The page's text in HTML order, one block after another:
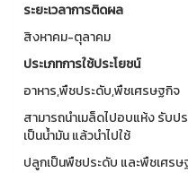
ระยะเวลาการติดผล
สิงหาคม-ตุลาคม
ประเภทการใช้ประโยชน์
อาหาร,พืชประดับ,พืชเศรษฐกิจ
สามารถนำเมล็ดไปอบแห้ง รับป
เป็นน้ำมัน แล้วนำไปใช้
ปลูกเป็นพืชประดับ และพืชเศร